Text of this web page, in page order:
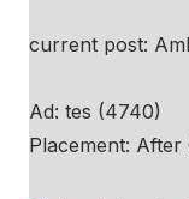
current post:
Ad: tes (4740)
Placement: